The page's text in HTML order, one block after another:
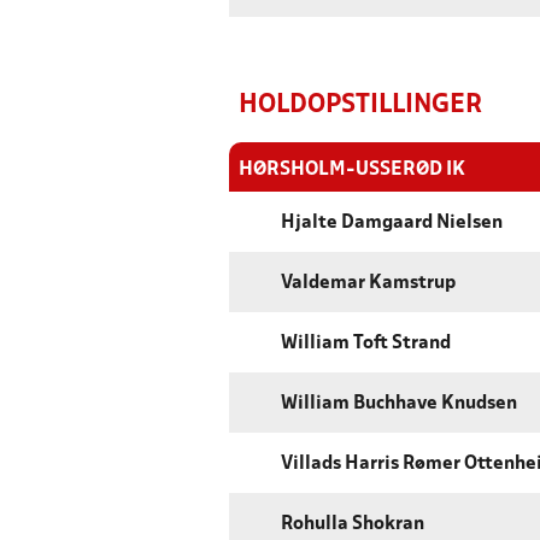
HOLDOPSTILLINGER
HØRSHOLM-USSERØD IK
Hjalte Damgaard Nielsen
Valdemar Kamstrup
William Toft Strand
William Buchhave Knudsen
Villads Harris Rømer
Rohulla Shokran